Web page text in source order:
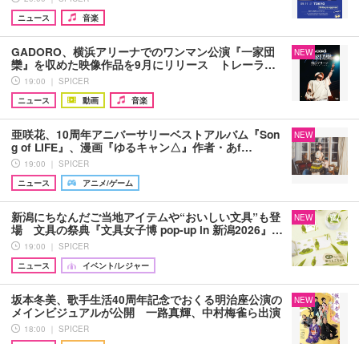
ニュース
音楽
GADORO、横浜アリーナでのワンマン公演『一家団
欒』を収めた映像作品を9月にリリース トレーラ…
19:00 ｜ SPICER
ニュース
動画 音楽
NEW
亜咲花、10周年アニバーサリーベストアルバム『Son
g of LIFE』、漫画『ゆるキャン△』作者・あf…
19:00 ｜ SPICER
ニュース
アニメ/ゲーム
NEW
新潟にちなんだご当地アイテムや“おいしい文具”も登
場 文具の祭典『文具女子博 pop-up in 新潟2026』…
19:00 ｜ SPICER
ニュース
イベント/レジャー
NEW
坂本冬美、歌手生活40周年記念でおくる明治座公演の
メインビジュアルが公開 一路真輝、中村梅雀ら出演
18:00 ｜ SPICER
NEW